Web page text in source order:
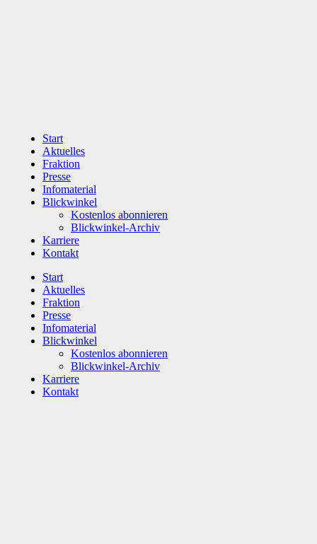
Start
Aktuelles
Fraktion
Presse
Infomaterial
Blickwinkel
Kostenlos abonnieren
Blickwinkel-Archiv
Karriere
Kontakt
Start
Aktuelles
Fraktion
Presse
Infomaterial
Blickwinkel
Kostenlos abonnieren
Blickwinkel-Archiv
Karriere
Kontakt